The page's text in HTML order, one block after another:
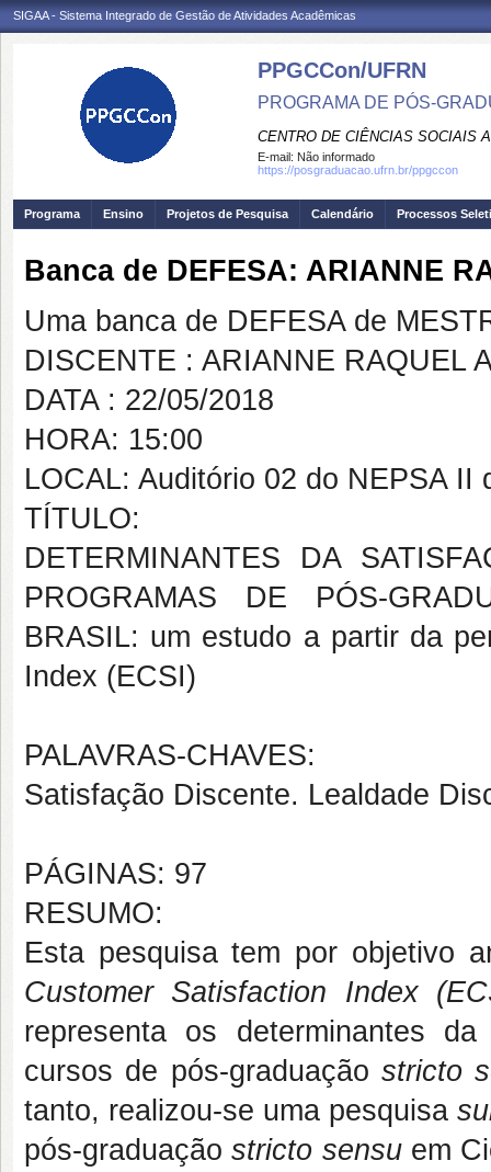
SIGAA - Sistema Integrado de Gestão de Atividades Acadêmicas
PPGCCon/UFRN
PROGRAMA DE PÓS-
CENTRO DE CIÊNCIAS SOCIAIS
E-mail: Não informado
https://posgraduacao.ufrn.br/ppgccon
Programa Ensino Projetos de Pesquisa Calendário Processos
Banca de DEFESA: ARIANNE
Uma banca de DEFESA de
DISCENTE : ARIANNE RAQUEL
DATA : 22/05/2018
HORA: 15:00
LOCAL: Auditório 02 do NEPSA II
TÍTULO:
DETERMINANTES DA
PROGRAMAS DE PÓS-
BRASIL: um estudo a partir da
Index (ECSI)
PALAVRAS-CHAVES:
Satisfação Discente. Lealdade
PÁGINAS: 97
RESUMO:
Esta pesquisa tem por objetivo
Customer Satisfaction Index
representa os determinantes
cursos de pós-graduação stricto
tanto, realizou-se uma pesquisa
pós-graduaçãostricto sensu em